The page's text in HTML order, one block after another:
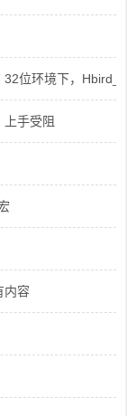
32位环境下，
上手受阻
内容